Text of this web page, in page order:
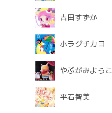
吉田すずか
ホラグチカヨ
やぶがみようこ
平石智美